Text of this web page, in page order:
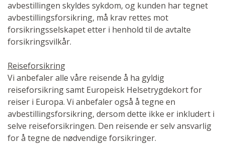
avbestillingen skyldes sykdom, og kunden har tegnet
avbestillingsforsikring, må krav rettes mot
forsikringsselskapet etter i henhold til de avtalte
forsikringsvilkår.
Reiseforsikring
Vi anbefaler alle våre reisende å ha gyldig
reiseforsikring samt Europeisk Helsetrygdekort for
reiser i Europa. Vi anbefaler også å tegne en
avbestillingsforsikring, dersom dette ikke er inkludert i
selve reiseforsikringen. Den reisende er selv ansvarlig
for å tegne de nødvendige forsikringer.